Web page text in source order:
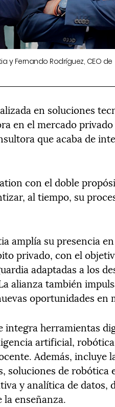
y Fernando Rodríguez, CEO de
en soluciones
en el mercado
que acaba de
con el doble
al tiempo, su
amplía su presencia
privado, con el
adaptadas a los
alianza también
oportunidades en
integra herramientas
artificial,
Además, incluye
soluciones de robótica
y analítica de datos,
enseñanza.